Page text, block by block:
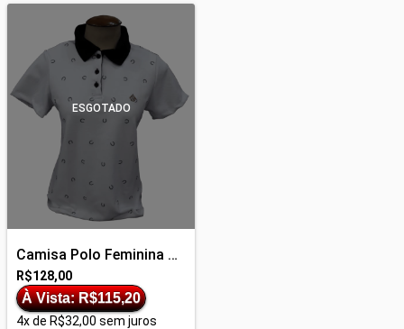
ESGOTADO
Camisa Polo Feminina Ref. 653
R$128,00
À Vista: R$115,20
4x de R$32,00 sem juros